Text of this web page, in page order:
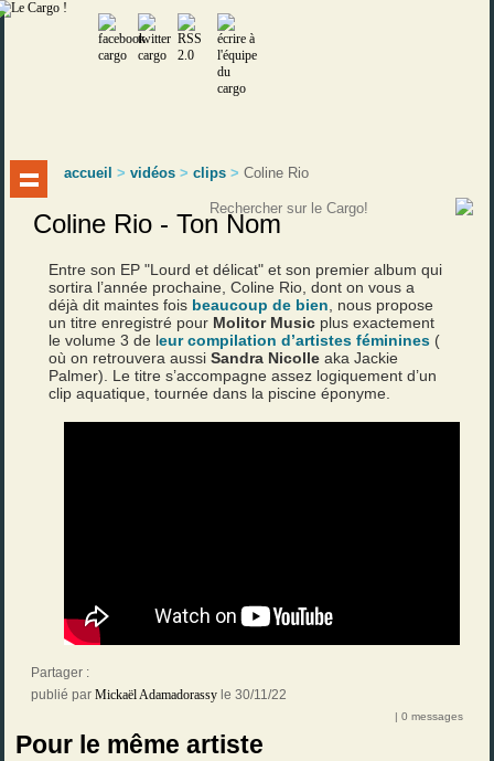
accueil >vidéos >clips >Coline Rio
Coline Rio - Ton Nom
Entre son EP "Lourd et délicat" et son premier album qui
sortira l’année prochaine, Coline Rio, dont on vous a
déjà dit maintes fois beaucoup de bien , nous propose
un titre enregistré pour Molitor Music plus exactement
le volume 3 de leur compilation d’artistes féminines (
où on retrouvera aussiSandra Nicolle aka Jackie
Palmer). Le titre s’accompagne assez logiquement d’un
clip aquatique, tournée dans la piscine éponyme.
Partager :
publié par Mickaël Adamadorassy le 30/11/22
| 0 messages
Pour le même artiste